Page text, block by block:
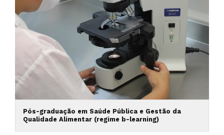
Pós-graduação em Saúde Pública e Gestão da
Qualidade Alimentar (regime b-learning)